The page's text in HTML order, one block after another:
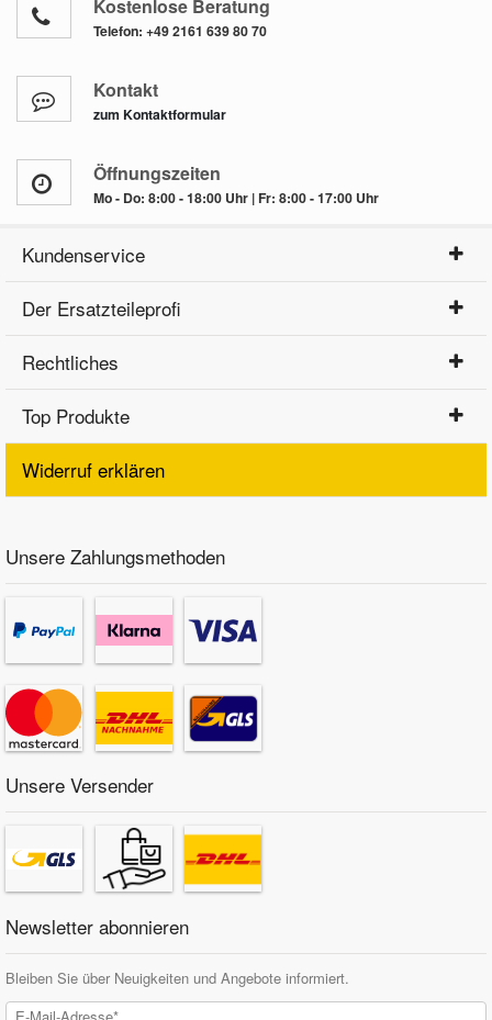
Kostenlose Beratung
Telefon: +49 2161 639 80 70
Kontakt
zum Kontaktformular
Öffnungszeiten
Mo - Do: 8:00 - 18:00 Uhr | Fr: 8:00 - 17:00 Uhr
Kundenservice
Der Ersatzteileprofi
Rechtliches
Top Produkte
Widerruf erklären
Unsere Zahlungsmethoden
Unsere Versender
Newsletter abonnieren
Bleiben Sie über Neuigkeiten und Angebote informiert.